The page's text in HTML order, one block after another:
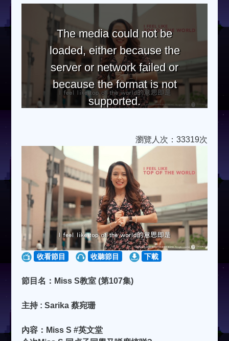
The media could not be
loaded, either because the
server or network failed or
because the format is not
supported.
瀏覽人次：33319次
收看節目 收聽節目 下載
節目名：Miss S教室 (第107集)
主持 : Sarika 蔡宛珊
內容：Miss S #英文堂